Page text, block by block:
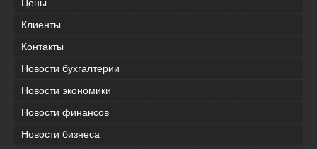
Цены
Клиенты
Контакты
Новости бухгалтерии
Новости экономики
Новости финансов
Новости бизнеса